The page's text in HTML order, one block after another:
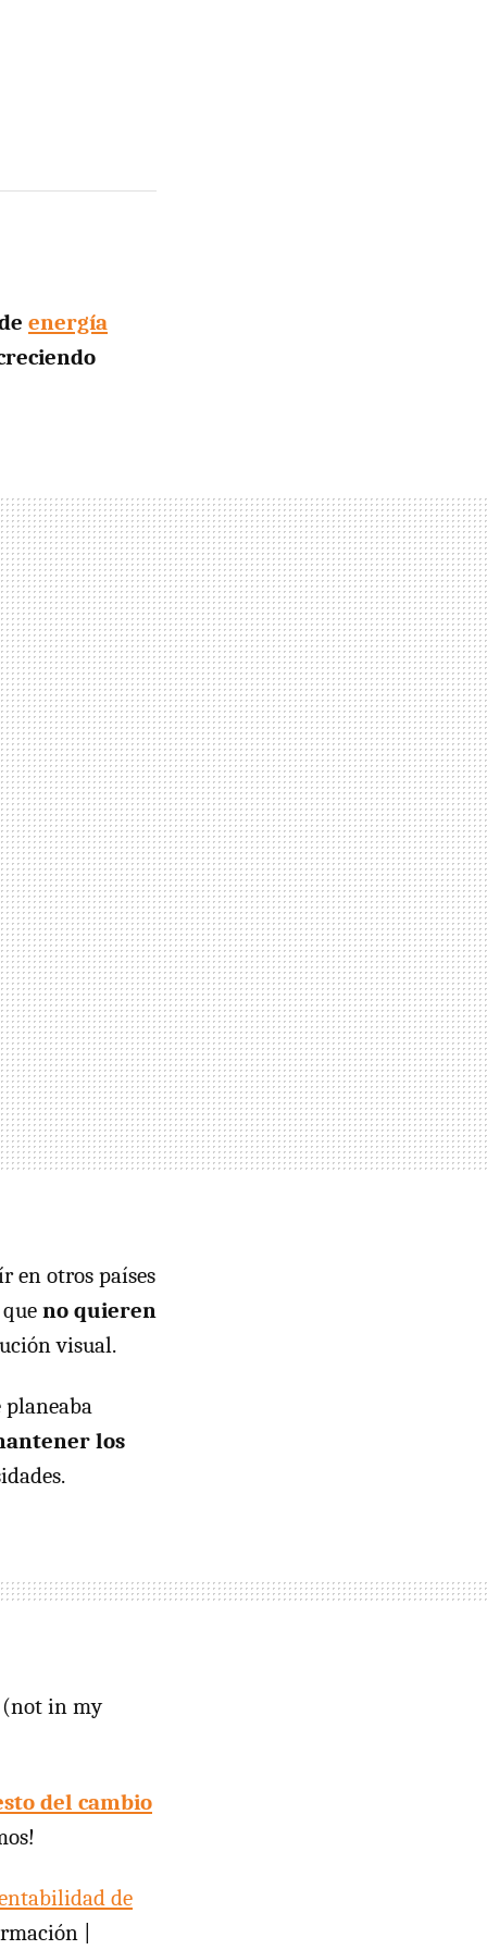
energía
en otros países
no quieren
visual.
planeaba
los
in my
del cambio
de
|